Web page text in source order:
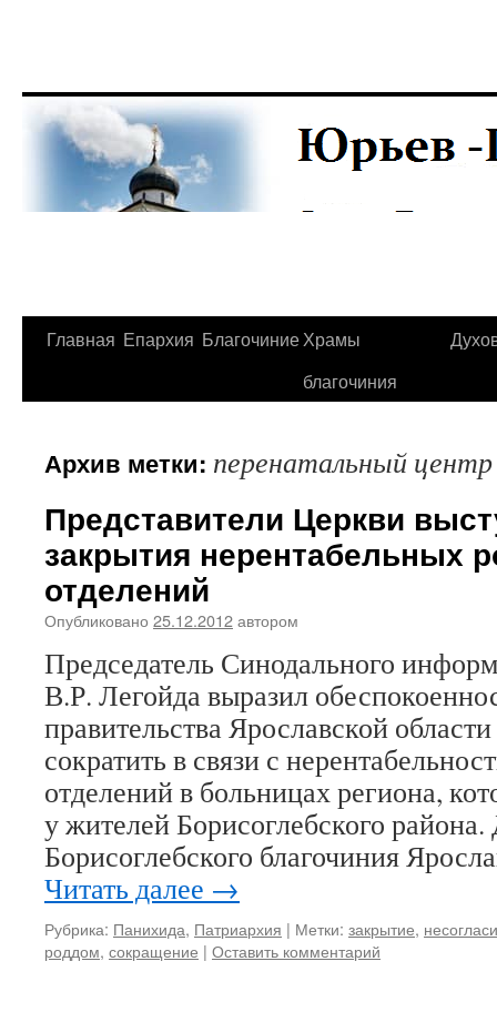
Перейти
Главная Епархия БлагочиниеХрамы
благочиния
Архив метки: перенатальный центр
Представители Церкви
закрытия нерентабельных
отделений
Опубликовано 25.12.2012автором
Председатель Синодального
В.Р. Легойда выразил
правительства Ярославской
сократить в связи с
отделений в больницах региона,
у жителей Борисоглебского района.
Борисоглебского благочиния
Читать далее →
Рубрика: Панихида, Патриархия | Метки: закрытие,
роддом, сокращение | Оставить комментарий